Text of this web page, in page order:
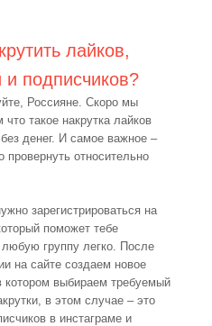
лайков,
и подписчиков?
Россияне. Скоро мы
что такое накрутка лайков
без денег. И самое важное –
провернуть относительно
зарегистрироваться на
поможет тебе
любую группу легко. После
на сайте создаем новое
котором выбираем требуемый
в этом случае – это
в инстаграме и